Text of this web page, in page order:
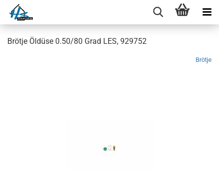
Brötje Öldüse 0.50/80 Grad LES, 929752
Brötje